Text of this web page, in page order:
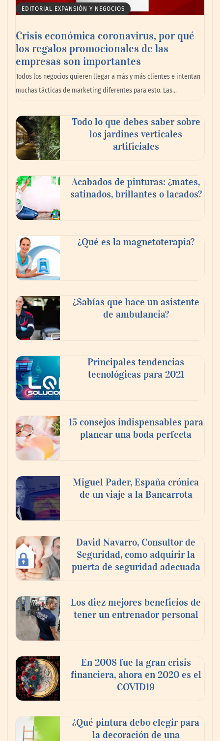
Nansha, Guangzhou, crea un nuevo
ecosistema de comercio transfronterizo
oportunidades
CIRIA Toldos destaca la importancia de
elegir la mosquitera adecuada según el
Martín Mingorance Abogados consolida su
posición como despacho de abogados
Málaga de referencia para empresas y
PayPal y Ticketmaster México simplifican
la compra de boletos con una experiencia
de pago rápida y segura
EDITORIAL EXPANSIÓN Y NEGOCIOS
Crisis económica coronavirus, por qué
los regalos promocionales de las
empresas son importantes
Todos los negocios quieren llegar a más y más clientes e intentan
muchas tácticas de marketing diferentes para esto. Las…
Todo lo que debes saber sobre
los jardines verticales
artificiales
Acabados de pinturas: ¿mates,
satinados, brillantes o lacados?
¿Qué es la magnetoterapia?
¿Sabías que hace un asistente
de ambulancia?
Principales tendencias
tecnológicas para 2021
15 consejos indispensables para
planear una boda perfecta
Miguel Pader, España crónica
de un viaje a la Bancarrota
David Navarro, Consultor de
Seguridad, como adquirir la
puerta de seguridad adecuada
Los diez mejores beneficios de
tener un entrenador personal
En 2008 fue la gran crisis
financiera, ahora en 2020 es el
COVID19
¿Qué pintura debo elegir para
la decoración de una